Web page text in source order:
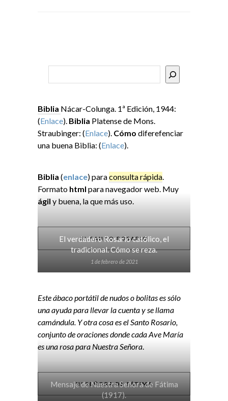
Biblia Nácar-Colunga. 1ª Edición, 1944:
(Enlace). Biblia Platense de Mons.
Straubinger: (Enlace). Cómo diferefenciar
una buena Biblia: (Enlace).
Biblia (enlace) paraconsulta rápida.
Formato html para navegador web. Muy
ágily buena, la que más uso.
EL SANTO ROSARIO
El verdadero Rosario católico, el
tradicional. Cómo se reza.
1 de febrero de 2021
Este ábaco portátil de nudos o bolitas es sólo
una ayuda para llevar la cuenta y se llama
camándula. Y otra cosa es el Santo Rosario,
conjunto de oraciones donde cada Ave María
es una rosa para Nuestra Señora.
Nª SEÑORA DE FÁTIMA
Mensaje de Nuestra Señora de Fátima
(1917).